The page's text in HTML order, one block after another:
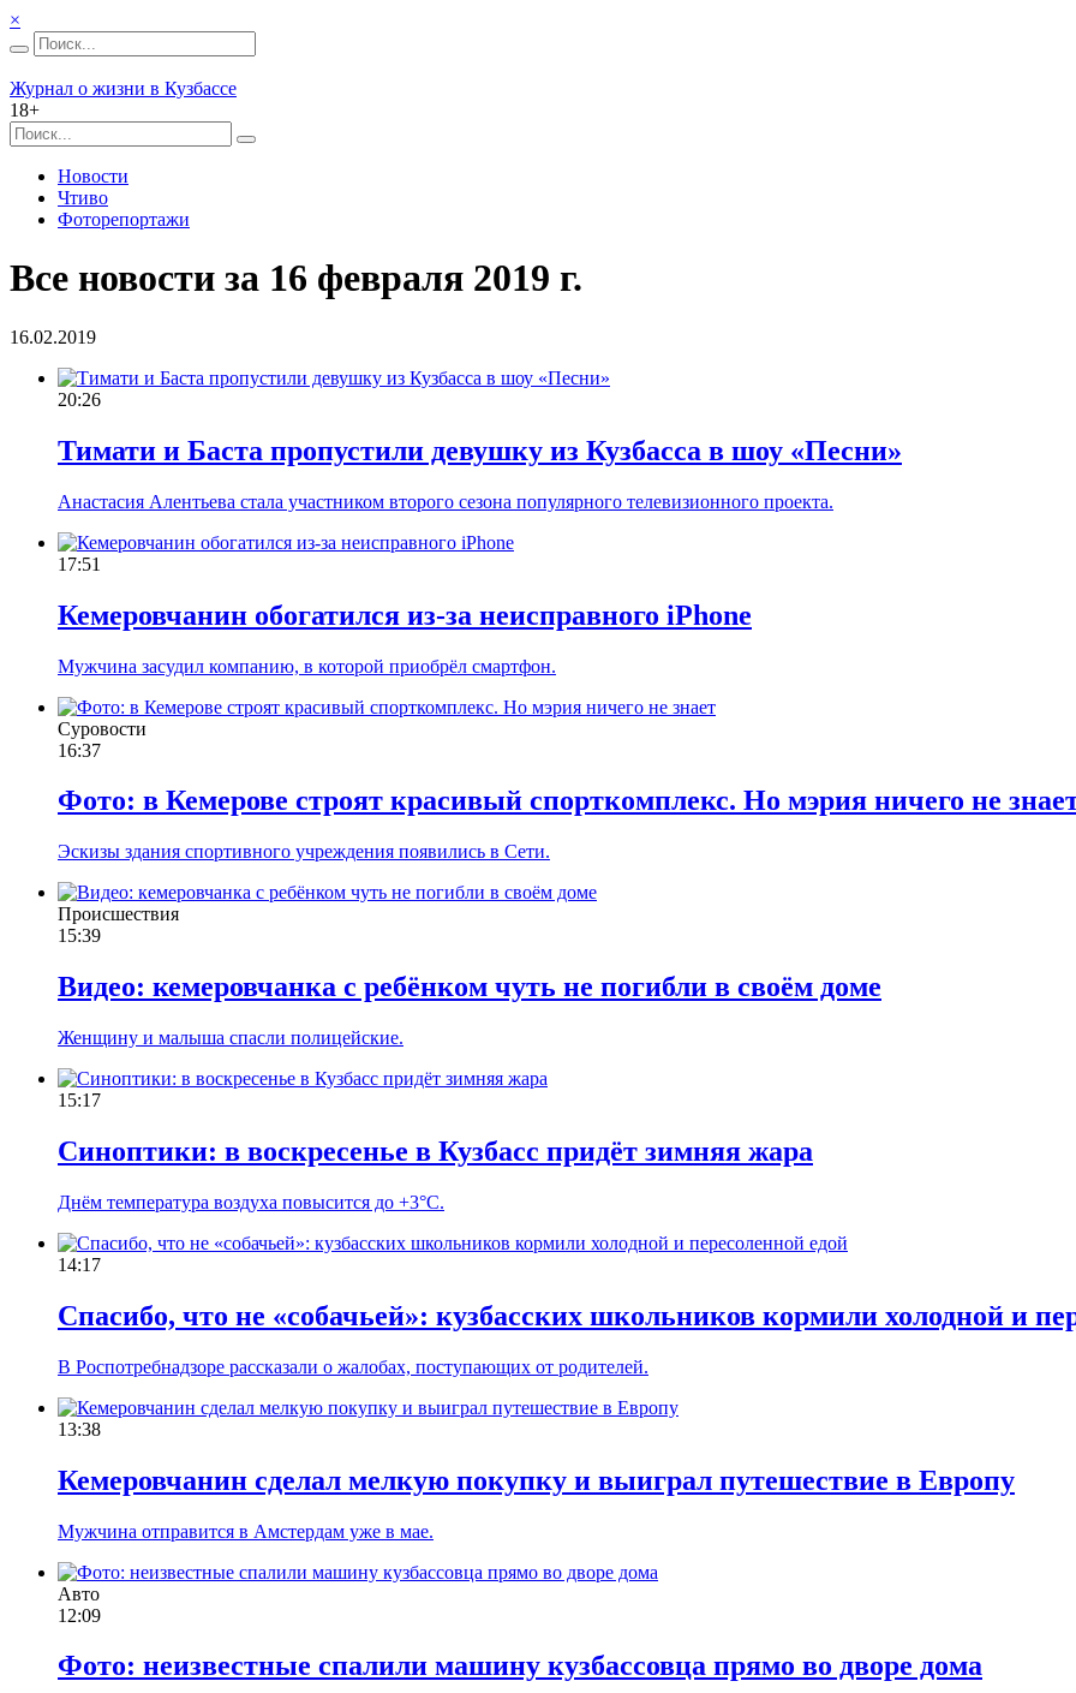
×
Журнал о жизни в Кузбассе
18+
Новости
Чтиво
Фоторепортажи
Все новости за 16 февраля 2019 г.
16.02.2019
20:26
Тимати и Баста пропустили девушку из Кузбасса в шоу «Песни»
Анастасия Алентьева стала участником второго сезона популярного телевизионного проекта.
17:51
Кемеровчанин обогатился из-за неисправного iPhone
Мужчина засудил компанию, в которой приобрёл смартфон.
Суровости
16:37
Фото: в Кемерове строят красивый спорткомплекс. Но мэрия ничего не
Эскизы здания спортивного учреждения появились в Сети.
Происшествия
15:39
Видео: кемеровчанка с ребёнком чуть не погибли в своём доме
Женщину и малыша спасли полицейские.
15:17
Синоптики: в воскресенье в Кузбасс придёт зимняя жара
Днём температура воздуха повысится до +3°С.
14:17
Спасибо, что не «собачьей»: кузбасских школьников кормили холодной и
В Роспотребнадзоре рассказали о жалобах, поступающих от родителей.
13:38
Кемеровчанин сделал мелкую покупку и выиграл путешествие в Европу
Мужчина отправится в Амстердам уже в мае.
Авто
12:09
Фото: неизвестные спалили машину кузбассовца прямо во дворе дома